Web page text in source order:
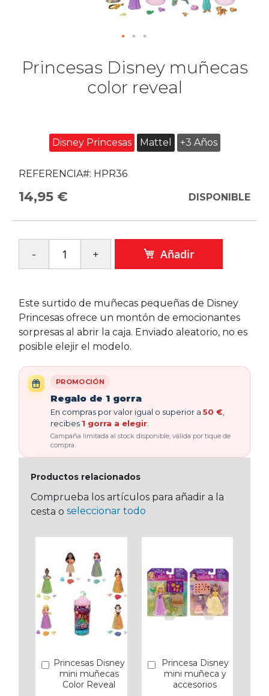
Princesas Disney muñecas
color reveal
Disney Princesas Mattel +3 Años
REFERENCIA#: HPR36
14,95 € DISPONIBLE
Añadir
Este surtido de muñecas pequeñas de Disney
Princesas ofrece un montón de emocionantes
sorpresas al abrir la caja. Enviado aleatorio, no es
posible elejir el modelo.
PROMOCIÓN
Regalo de 1 gorra
En compras por valor igual o superior a 50 €
recibes 1 gorra a elegir
Campaña limitada al stock disponible, válida por tique de
compra.
Productos relacionados
Comprueba los artículos para añadir a la
cesta o seleccionar todo
Princesas Disney
mini muñecas
Color Reveal
Añadir
Princesa Disney
mini muñeca y
accesorios
Añadir